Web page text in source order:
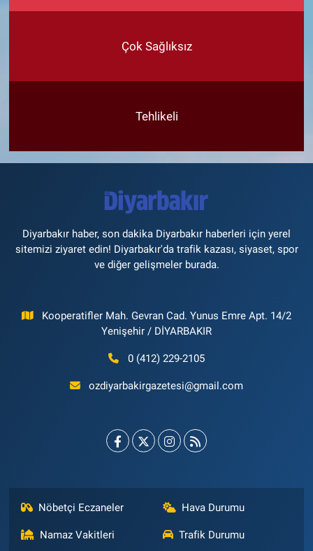
Çok Sağlıksız
Tehlikeli
Diyarbakır haber, son dakika Diyarbakır haberleri için yerel
sitemizi ziyaret edin! Diyarbakır'da trafik kazası, siyaset, spor
ve diğer gelişmeler burada.
Kooperatifler Mah. Gevran Cad. Yunus Emre Apt. 14/2
Yenişehir / DİYARBAKIR
0 (412) 229-2105
ozdiyarbakirgazetesi@gmail.com
Nöbetçi Eczaneler Hava Durumu
Namaz Vakitleri Trafik Durumu